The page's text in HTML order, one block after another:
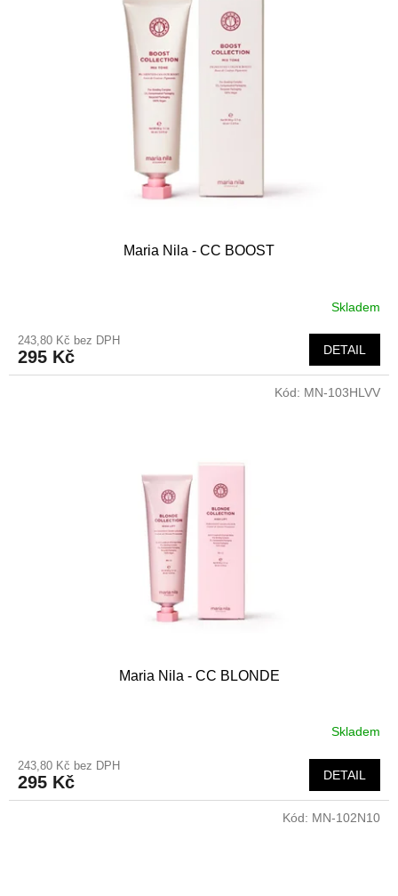
Maria Nila - CC BOOST
Skladem
243,80 Kč bez DPH
295 Kč DETAIL
Maria Nila - CC BLONDE
Skladem
243,80 Kč bez DPH
295 Kč DETAIL
Kód: MN-103HLVV
Kód: MN-102N10